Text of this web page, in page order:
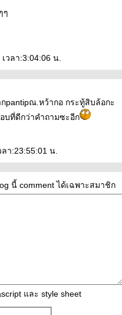
ๆ
วลา:3:04:06 น.
ณ.หว้ากอ กระทู้สิบล้อกะ
บที่ดีกว่าคำถามซะอีก
า:23:55:01 น.
นี้ comment ได้เฉพาะสมาชิก
และ style sheet